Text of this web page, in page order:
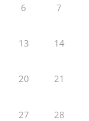
6 7
13 14
20 21
27 28